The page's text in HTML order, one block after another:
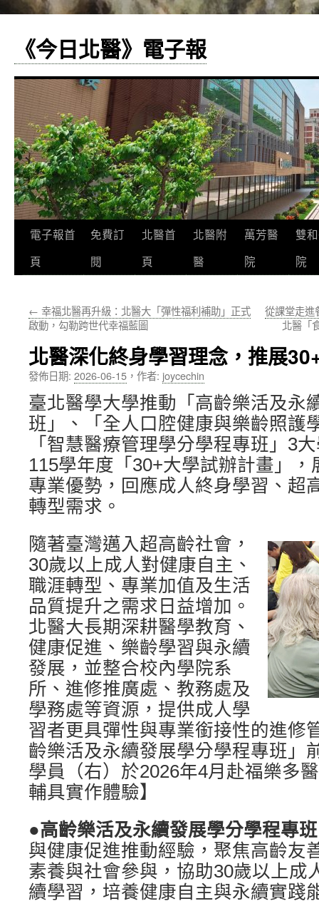
《今日北醫》電子報
跳
至
要
容
電子報首
頁
免費訂
閱
北醫首
頁
北醫附
醫
萬芳醫
院
雙
院
← 幸福北醫再升級：北醫大「彈性福利補助」正式
啟動，勾勒跨世代幸福藍圖
從課堂走進
北醫「
北醫深化終身學習理念，推展
發佈日期: 2026-06-15 ， 作者: joycechin
臺北醫學大學推動「高齡樂活及永
班」、「全人口腔健康與樂齡照護
「智慧醫療管理學分學程專班」3
115學年度「30+大學試辦計畫」
專業優勢，回應成人終身學習、超
轉型需求。
隨著臺灣邁入超高齡社會，
30歲以上成人對健康自主、
職涯轉型、專業加值及生活
品質提升之需求日益增加。
北醫大長期深耕醫學教育、
健康促進、樂齡學習與永續
發展，並整合校內學院系
所、進修推廣處、教務處及
學務處等資源，提供成人學
習者更具彈性與專業銜接性的進修
齡樂活及永續發展學分學程專班」
學員（右）於2026年4月赴福樂多
輔具實作體驗】
●高齡樂活及永續發展學分學程專
與健康促進推動經驗，聚焦高齡友
素養與社會參與，協助30歲以上成
續學習，培養健康自主與永續實踐